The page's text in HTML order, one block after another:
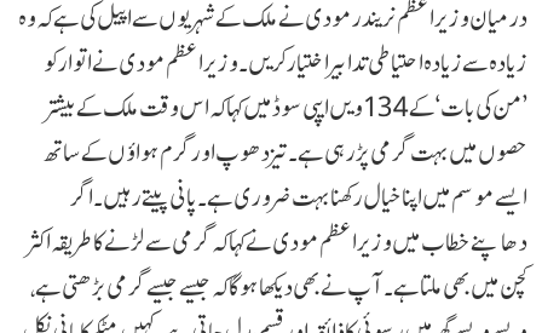
درمیان وزیر اعظم نریندر مودی نے ملک کے شہریوں سے اپیل کی ہے کہ وہ
زیادہ سے زیادہ احتیاطی تدابیر اختیار کریں۔ وزیر اعظم مودی نے اتوار کو
’من کی بات‘ کے 134 ویں ایپی سوڈ میں کہا کہ اس وقت ملک کے بیشتر
حصوں میں بہت گرمی پڑ رہی ہے۔ تیز دھوپ اور گرم ہواؤں کے ساتھ
ایسے موسم میں اپنا خیال رکھنا بہت ضروری ہے۔ پانی پیتے رہیں۔ اگر
دھاپنے خطاب میں وزیر اعظم مودی نے کہا کہ گرمی سے لڑنے کا طریقہ اکثر
کچن میں بھی ملتا ہے۔ آپ نے بھی دیکھا ہوگا کہ جیسے جیسے گرمی بڑھتی ہے،